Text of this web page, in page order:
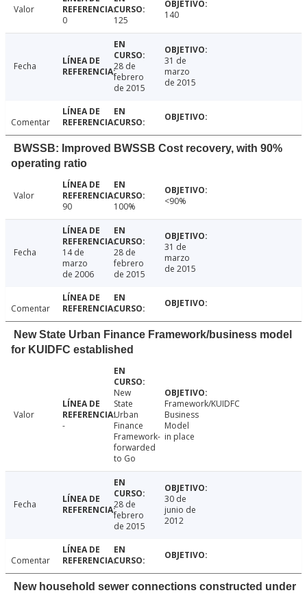
Valor
0
125 140
Fecha
28 de
febrero
de 2015
31 de
marzo
de 2015
Comentar
BWSSB: Improved BWSSB Cost recovery, with 90%
operating ratio
Valor
90
100% <90%
Fecha
14 de
marzo
de 2006
28 de
febrero
de 2015
31 de
marzo
de 2015
Comentar
New State Urban Finance Framework/business model
for KUIDFC established
Valor
-
New
State
Urban
Finance
Framework-
forwarded
to Go
Framework/KUIDFC
Business
Model
in place
Fecha
28 de
febrero
de 2015
30 de
junio de
2012
Comentar
New household sewer connections constructed under